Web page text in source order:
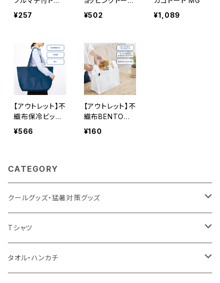
ト MG
¥257
MG
¥502
¥1,089
【アウトレット】不
織布保冷ビッグ
ライントート MG
¥566
【アウトレット】不
織布BENTOバ
ッグ MG
¥160
CATEGORY
クールグッズ・猛暑対策グッズ
扇風機
うちわ
Tシャツ
カスタムプリントTシャツ（国内プリント）
タオル・ハンカチ